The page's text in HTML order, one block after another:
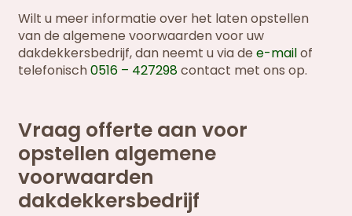
Wilt u meer informatie over het laten opstellen
van de algemene voorwaarden voor uw
dakdekkersbedrijf, dan neemt u via dee-mailof
telefonisch0516 – 427298contact met ons op.
Vraag offerte aan voor
opstellen algemene
voorwaarden
dakdekkersbedrijf